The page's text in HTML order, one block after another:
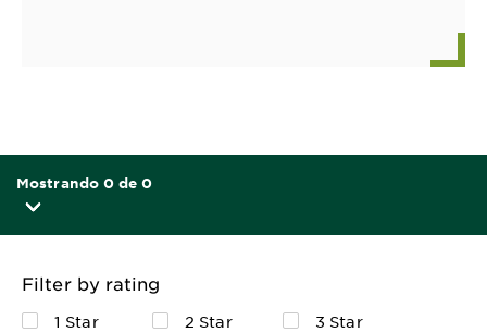
Mostrando 0 de 0
Filter by rating
1 Star 2 Star
3 Star